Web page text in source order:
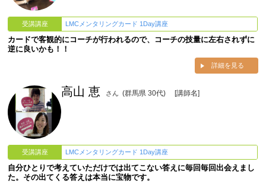
受講講座 LMCメンタリングカード 1Day講座
カードで客観的にコーチが行われるので、コーチの技量に左右されずに
逆に良いかも！！
詳細を見る
高山 恵 さん (群馬県 30代) [講師名]
受講講座 LMCメンタリングカード 1Day講座
自分ひとりで考えていただけでは出てこない答えに毎回毎回出会えまし
た。その出てくる答えは本当に宝物です。